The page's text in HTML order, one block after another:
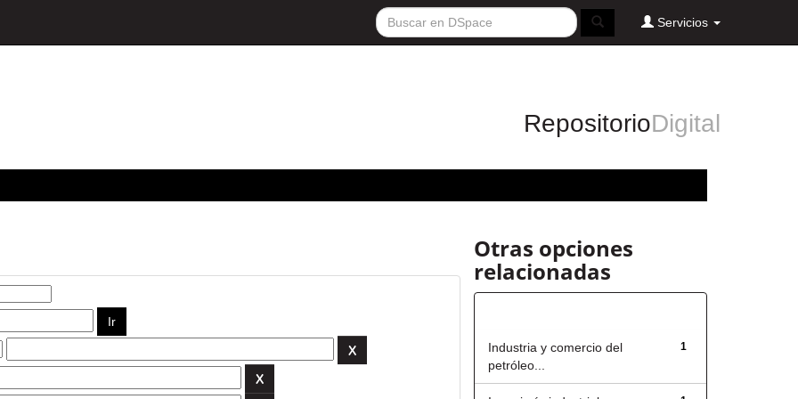
Servicios
RepositorioDigital
Otras opciones
relacionadas
1
Industria y comercio del
petróleo...